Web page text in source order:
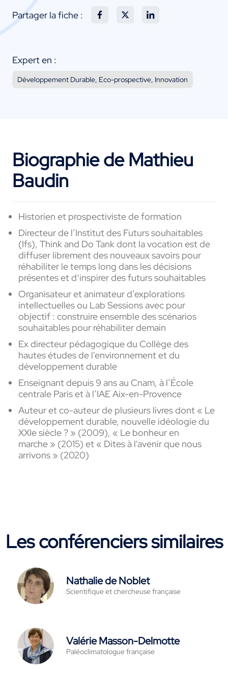
Partager la fiche :
Expert en :
Développement Durable, Eco-prospective, Innovation
Biographie de Mathieu
Baudin
Historien et prospectiviste de formation
Directeur de l’Institut des Futurs souhaitables
(Ifs), Think and Do Tank dont la vocation est de
diffuser librement des nouveaux savoirs pour
réhabiliter le temps long dans les décisions
présentes et d‘inspirer des futurs souhaitables
Organisateur et animateur d’explorations
intellectuelles ou Lab Sessions avec pour
objectif : construire ensemble des scénarios
souhaitables pour réhabiliter demain
Ex directeur pédagogique du Collège des
hautes études de l'environnement et du
développement durable
Enseignant depuis 9 ans au Cnam, à l’École
centrale Paris et à l’IAE Aix-en-Provence
Auteur et co-auteur de plusieurs livres dont « Le
développement durable, nouvelle idéologie du
XXIe siècle ? » (2009), « Le bonheur en
marche » (2015) et « Dites à l'avenir que nous
arrivons » (2020)
Les conférenciers similaires
Nathalie de Noblet
Scientifique et chercheuse française
Valérie Masson-Delmotte
Paléoclimatologue française